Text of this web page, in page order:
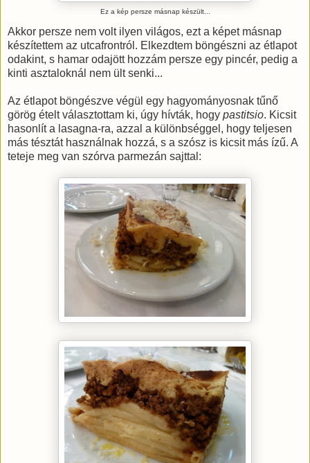
Ez a kép persze másnap készült...
Akkor persze nem volt ilyen világos, ezt a képet másnap
készítettem az utcafrontról. Elkezdtem böngészni az étlapot
odakint, s hamar odajött hozzám persze egy pincér, pedig a
kinti asztaloknál nem ült senki...
Az étlapot böngészve végül egy hagyományosnak tűnő
görög ételt választottam ki, úgy hívták, hogy pastitsio. Kicsit
hasonlít a lasagna-ra, azzal a különbséggel, hogy teljesen
más tésztát használnak hozzá, s a szósz is kicsit más ízű. A
teteje meg van szórva parmezán sajttal: